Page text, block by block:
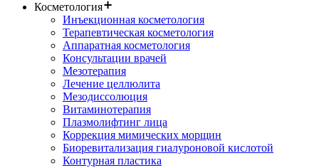
Косметология
Инъекционная косметология
Терапевтическая косметология
Аппаратная косметология
Консультации врачей
Мезотерапия
Лечение целлюлита
Мезодиссолюция
Витаминотерапия
Плазмолифтинг лица
Коррекция мимических морщин
Биоревитализация гиалуроновой кислотой
Контурная пластика